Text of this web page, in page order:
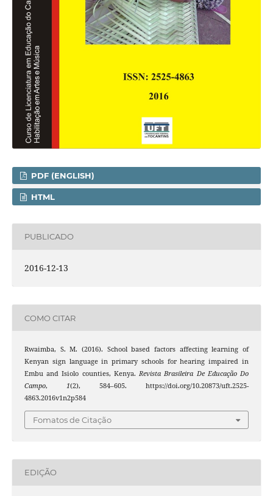
PDF (ENGLISH)
HTML
PUBLICADO
2016-12-13
COMO CITAR
Rwaimba, S. M. (2016). School based factors affecting learning of
Kenyan sign language in primary schools for hearing impaired in
Embu and Isiolo counties, Kenya.Revista Brasileira De Educação Do
Campo, 1(2), 584–605. https://doi.org/10.20873/uft.2525-
4863.2016v1n2p584
Fomatos de Citação
EDIÇÃO